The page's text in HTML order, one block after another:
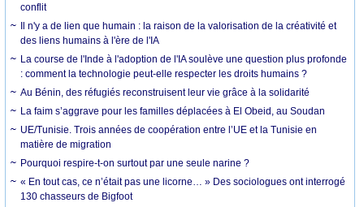
conflit
Il n'y a de lien que humain : la raison de la valorisation de la créativité et
des liens humains à l'ère de l'IA
La course de l'Inde à l'adoption de l'IA soulève une question plus profonde
: comment la technologie peut-elle respecter les droits humains ?
Au Bénin, des réfugiés reconstruisent leur vie grâce à la solidarité
La faim s’aggrave pour les familles déplacées à El Obeid, au Soudan
UE/Tunisie. Trois années de coopération entre l’UE et la Tunisie en
matière de migration
Pourquoi respire-t-on surtout par une seule narine ?
« En tout cas, ce n’était pas une licorne… » Des sociologues ont interrogé
130 chasseurs de Bigfoot